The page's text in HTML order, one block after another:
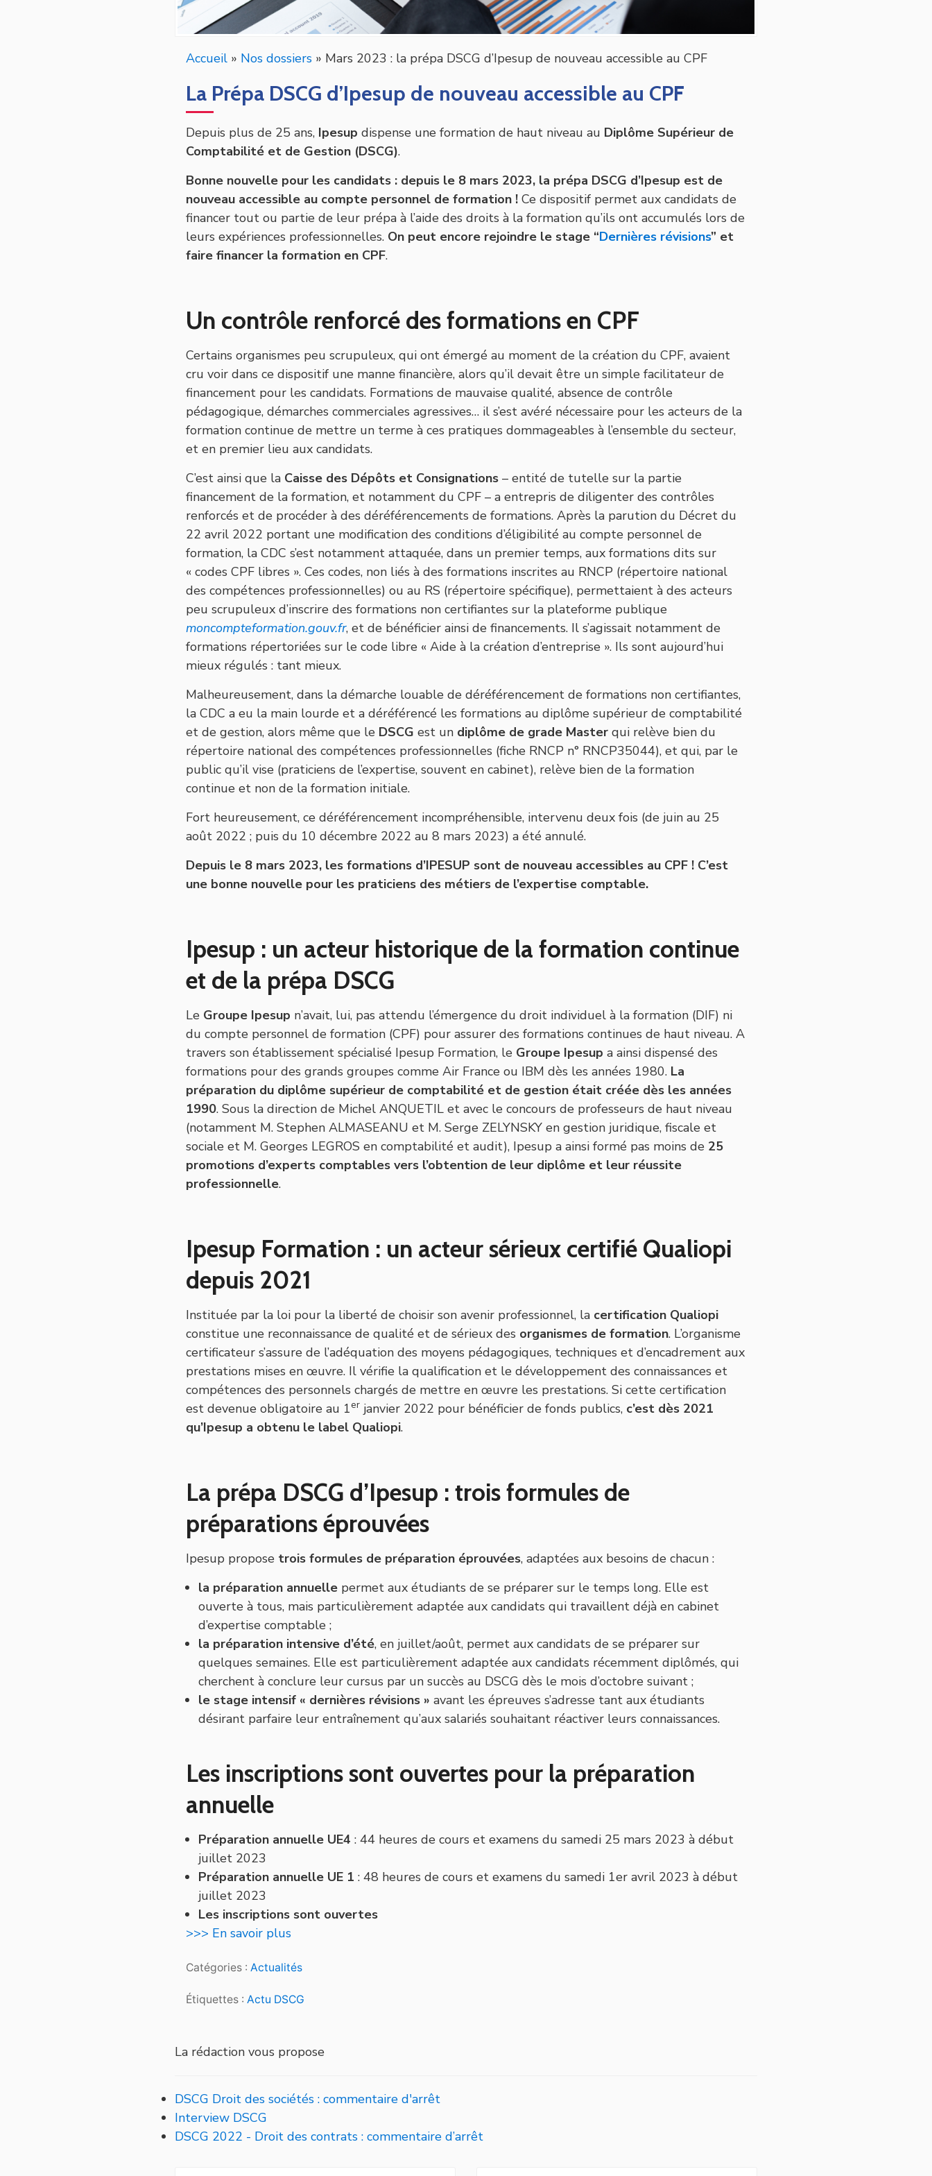
Accueil » Nos dossiers » Mars 2023 : la prépa DSCG d’Ipesup de nouveau accessible au CPF
La Prépa DSCG d’Ipesup de nouveau accessible au CPF
Depuis plus de 25 ans, Ipesup dispense une formation de haut niveau au Diplôme Supérieur de
Comptabilité et de Gestion (DSCG).
Bonne nouvelle pour les candidats : depuis le 8 mars 2023, la prépa DSCG d’Ipesup est de
nouveau accessible au compte personnel de formation ! Ce dispositif permet aux candidats de
financer tout ou partie de leur prépa à l’aide des droits à la formation qu’ils ont accumulés lors de
leurs expériences professionnelles. On peut encore rejoindre le stage “Dernières révisions” et
faire financer la formation en CPF.
Un contrôle renforcé des formations en CPF
Certains organismes peu scrupuleux, qui ont émergé au moment de la création du CPF, avaient
cru voir dans ce dispositif une manne financière, alors qu’il devait être un simple facilitateur de
financement pour les candidats. Formations de mauvaise qualité, absence de contrôle
pédagogique, démarches commerciales agressives… il s’est avéré nécessaire pour les acteurs de la
formation continue de mettre un terme à ces pratiques dommageables à l’ensemble du secteur,
et en premier lieu aux candidats.
C’est ainsi que la Caisse des Dépôts et Consignations – entité de tutelle sur la partie
financement de la formation, et notamment du CPF – a entrepris de diligenter des contrôles
renforcés et de procéder à des déréférencements de formations. Après la parution du Décret du
22 avril 2022 portant une modification des conditions d’éligibilité au compte personnel de
formation, la CDC s’est notamment attaquée, dans un premier temps, aux formations dits sur
« codes CPF libres ». Ces codes, non liés à des formations inscrites au RNCP (répertoire national
des compétences professionnelles) ou au RS (répertoire spécifique), permettaient à des acteurs
peu scrupuleux d’inscrire des formations non certifiantes sur la plateforme publique
moncompteformation.gouv.fr, et de bénéficier ainsi de financements. Il s’agissait notamment de
formations répertoriées sur le code libre « Aide à la création d’entreprise ». Ils sont aujourd’hui
mieux régulés : tant mieux.
Malheureusement, dans la démarche louable de déréférencement de formations non certifiantes,
la CDC a eu la main lourde et a déréférencé les formations au diplôme supérieur de comptabilité
et de gestion, alors même que le DSCG est un diplôme de grade Master qui relève bien du
répertoire national des compétences professionnelles (fiche RNCP n° RNCP35044), et qui, par le
public qu’il vise (praticiens de l’expertise, souvent en cabinet), relève bien de la formation
continue et non de la formation initiale.
Fort heureusement, ce déréférencement incompréhensible, intervenu deux fois (de juin au 25
août 2022 ; puis du 10 décembre 2022 au 8 mars 2023) a été annulé.
Depuis le 8 mars 2023, les formations d’IPESUP sont de nouveau accessibles au CPF ! C’est
une bonne nouvelle pour les praticiens des métiers de l’expertise comptable.
Ipesup : un acteur historique de la formation continue
et de la prépa DSCG
Le Groupe Ipesup n’avait, lui, pas attendu l’émergence du droit individuel à la formation (DIF) ni
du compte personnel de formation (CPF) pour assurer des formations continues de haut niveau. A
travers son établissement spécialisé Ipesup Formation, le Groupe Ipesup a ainsi dispensé des
formations pour des grands groupes comme Air France ou IBM dès les années 1980. La
préparation du diplôme supérieur de comptabilité et de gestion était créée dès les années
1990. Sous la direction de Michel ANQUETIL et avec le concours de professeurs de haut niveau
(notamment M. Stephen ALMASEANU et M. Serge ZELYNSKY en gestion juridique, fiscale et
sociale et M. Georges LEGROS en comptabilité et audit), Ipesup a ainsi formé pas moins de 25
promotions d’experts comptables vers l’obtention de leur diplôme et leur réussite
professionnelle.
Ipesup Formation : un acteur sérieux certifié Qualiopi
depuis 2021
Instituée par la loi pour la liberté de choisir son avenir professionnel, la certification Qualiopi
constitue une reconnaissance de qualité et de sérieux des organismes de formation. L’organisme
certificateur s’assure de l’adéquation des moyens pédagogiques, techniques et d’encadrement aux
prestations mises en œuvre. Il vérifie la qualification et le développement des connaissances et
compétences des personnels chargés de mettre en œuvre les prestations. Si cette certification
est devenue obligatoire au 1er janvier 2022 pour bénéficier de fonds publics, c’est dès 2021
qu’Ipesup a obtenu le label Qualiopi.
La prépa DSCG d’Ipesup : trois formules de
préparations éprouvées
Ipesup propose trois formules de préparation éprouvées, adaptées aux besoins de chacun :
la préparation annuelle permet aux étudiants de se préparer sur le temps long. Elle est
ouverte à tous, mais particulièrement adaptée aux candidats qui travaillent déjà en cabinet
d’expertise comptable ;
la préparation intensive d’été, en juillet/août, permet aux candidats de se préparer sur
quelques semaines. Elle est particulièrement adaptée aux candidats récemment diplômés, qui
cherchent à conclure leur cursus par un succès au DSCG dès le mois d’octobre suivant ;
le stage intensif « dernières révisions » avant les épreuves s’adresse tant aux étudiants
désirant parfaire leur entraînement qu’aux salariés souhaitant réactiver leurs connaissances.
Les inscriptions sont ouvertes pour la préparation
annuelle
Préparation annuelle UE4 : 44 heures de cours et examens du samedi 25 mars 2023 à début
juillet 2023
Préparation annuelle UE 1 : 48 heures de cours et examens du samedi 1er avril 2023 à début
juillet 2023
Les inscriptions sont ouvertes
>>> En savoir plus
Catégories : Actualités
Étiquettes : Actu DSCG
La rédaction vous propose
DSCG Droit des sociétés : commentaire d'arrêt
Interview DSCG
DSCG 2022 - Droit des contrats : commentaire d’arrêt